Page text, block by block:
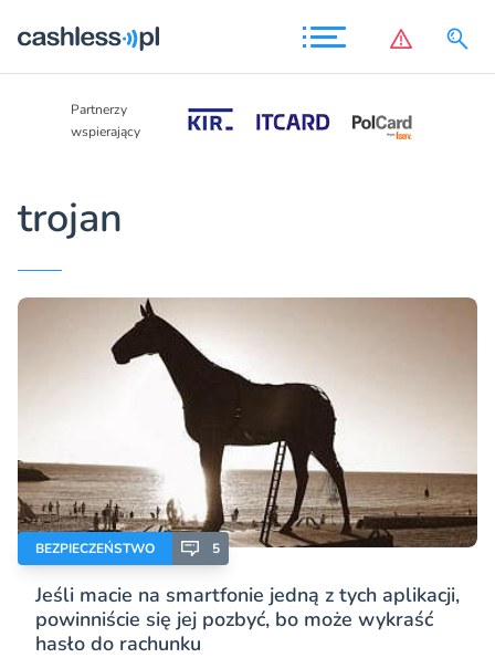
Partnerzy
wspierający
trojan
BEZPIECZEŃSTWO 5
Jeśli macie na smartfonie jedną z tych aplikacji,
powinniście się jej pozbyć, bo może wykraść
hasło do rachunku